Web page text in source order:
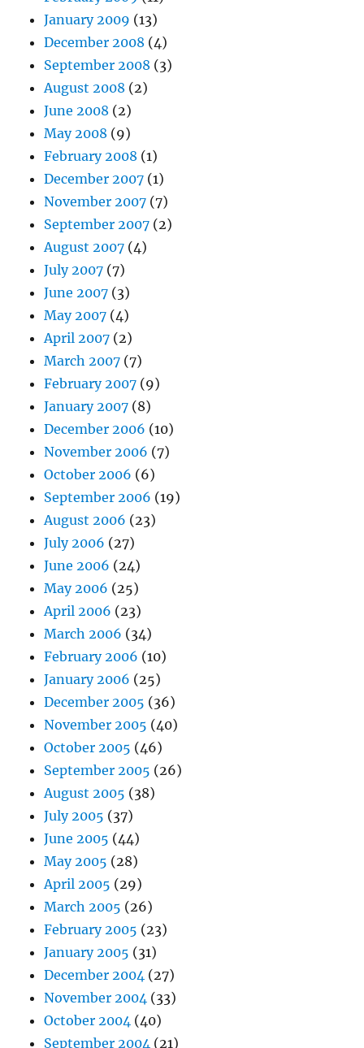
January 2009 (13)
December 2008 (4)
September 2008 (3)
August 2008 (2)
June 2008 (2)
May 2008 (9)
February 2008 (1)
December 2007 (1)
November 2007 (7)
September 2007 (2)
August 2007 (4)
July 2007 (7)
June 2007 (3)
May 2007 (4)
April 2007 (2)
March 2007 (7)
February 2007 (9)
January 2007 (8)
December 2006 (10)
November 2006 (7)
October 2006 (6)
September 2006 (19)
August 2006 (23)
July 2006 (27)
June 2006 (24)
May 2006 (25)
April 2006 (23)
March 2006 (34)
February 2006 (10)
January 2006 (25)
December 2005 (36)
November 2005 (40)
October 2005 (46)
September 2005 (26)
August 2005 (38)
July 2005 (37)
June 2005 (44)
May 2005 (28)
April 2005 (29)
March 2005 (26)
February 2005 (23)
January 2005 (31)
December 2004 (27)
November 2004 (33)
October 2004 (40)
September 2004 (21)